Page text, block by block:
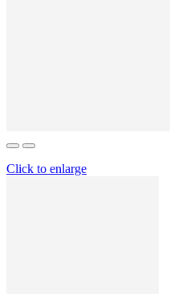
Click to enlarge